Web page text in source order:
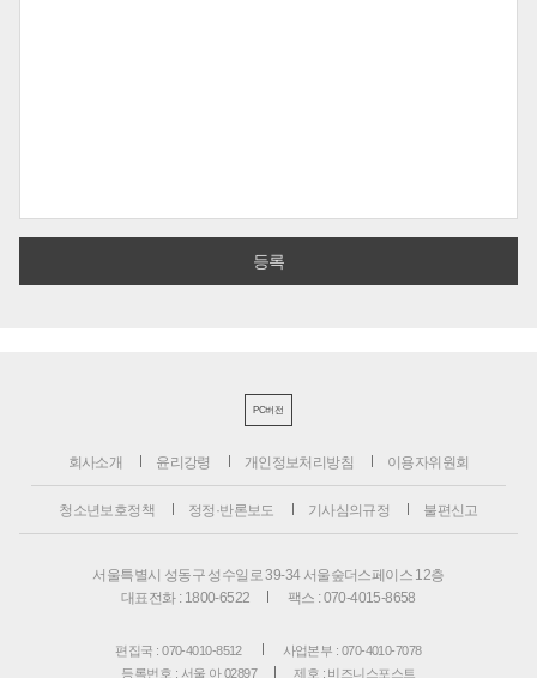
PC버전
회사소개 윤리강령 개인정보처리방침 이용자위원회
청소년보호정책 정정·반론보도 기사심의규정 불편신고
서울특별시 성동구 성수일로 39-34 서울숲더스페이스 12층
대표전화 : 1800-6522
팩스 : 070-4015-8658
편집국 : 070-4010-8512
사업본부 : 070-4010-7078
등록번호 : 서울 아 02897
제호 : 비즈니스포스트